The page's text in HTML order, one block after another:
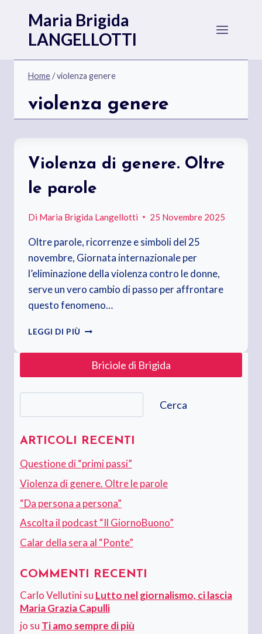
contenuto
Maria Brigida
LANGELLOTTI
Home/violenza genere
violenza genere
Violenza di genere. Oltre
le parole
Di Maria Brigida Langellotti 25 Novembre 2025
Oltre parole, ricorrenze e simboli del 25
novembre, Giornata internazionale per
l’eliminazione della violenza contro le donne,
serve un vero cambio di passo per affrontare
questo fenomeno…
LEGGI DI PIÙ VIOLENZA
GENERE.
OLTRE
LE
Briciole di Brigida
Cerca
ARTICOLI RECENTI
Questione di “primi passi”
Violenza di genere. Oltre le parole
“Da persona a persona”
Ascolta il podcast “Il GiornoBuono”
Calar della sera al “Ponte”
COMMENTI RECENTI
Carlo Vellutinisu Lutto nel giornalismo, ci lascia
Maria Grazia Capulli
jo su Ti amo sempre di più